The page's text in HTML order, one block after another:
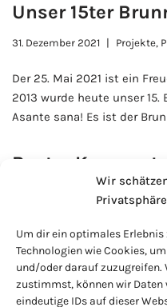
Wir
Privatsphäre
Um dir ein optimales Erlebnis
Technologien wie Cookies,
und/oder darauf zuzugreifen.
zustimmst, können wir Daten
eindeutige IDs auf dieser
Unser 15ter
31. Dezember 2021 Projekte,
Der 25. Mai 2021 ist ein
2013 wurde heute unser
Asante sana! Es ist der
Bester Kompost
31. Dezember 2021 Projekte
Zu den Lehrinhalten der
Landwirtschaft gehörte
Komposterde. Japhet und
machten sich im Mai